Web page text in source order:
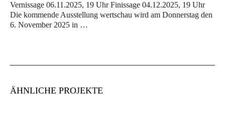
Vernissage 06.11.2025, 19 Uhr Finissage 04.12.2025, 19 Uhr
Die kommende Ausstellung wertschau wird am Donnerstag den
6. November 2025 in …
ÄHNLICHE PROJEKTE